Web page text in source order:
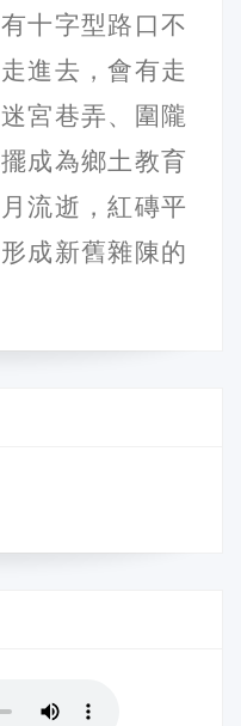
十字型路口不
進去，會有走
宮巷弄、圍隴
成為鄉土教育
流逝，紅磚平
成新舊雜陳的